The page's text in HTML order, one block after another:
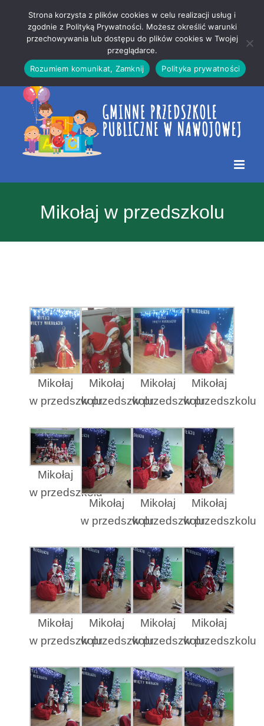
treści
strony
Mikołaj w przedszkolu
Mikołaj
w przedszkolu
Mikołaj
w przedszkolu
Mikołaj
w przedszkolu
Mikołaj
w przedszkolu
Mikołaj
w przedszkolu
Mikołaj
w przedszkolu
Mikołaj
w przedszkolu
Mikołaj
w przedszkolu
Mikołaj
w przedszkolu
Mikołaj
w przedszkolu
Mikołaj
w przedszkolu
Mikołaj
w przedszkolu
Strona korzysta z plików cookies w celu realizacji usług i
zgodnie z Polityką Prywatności. Możesz określić warunki
przechowywania lub dostępu do plików cookies w Twojej
przeglądarce.
Rozumiem komunikat, Zamknij
Polityka prywatności